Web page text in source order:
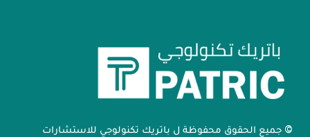
© جميع الحقوق محفوظة ل باتريك تكنولوجي للاستشارات